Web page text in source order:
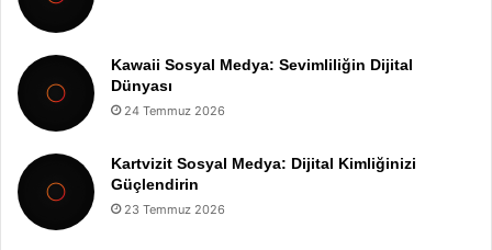
Kawaii Sosyal Medya: Sevimliliğin Dijital
Dünyası
24 Temmuz 2026
Kartvizit Sosyal Medya: Dijital Kimliğinizi
Güçlendirin
23 Temmuz 2026